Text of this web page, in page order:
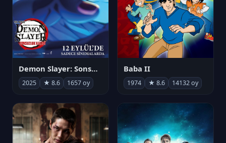
Demon Slayer: Sonsuzluk Kalesi
2025 ★ 8.6 1657 oy
Baba II
1974 ★ 8.6 14132 oy